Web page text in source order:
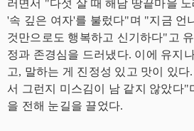
러면서 "다섯 살 때 해남 땅끝마을
'속 깊은 여자'를 불렀다"며 "지금 언
것만으로도 행복하고 신기하다"고
정과 존경심을 드러냈다. 이에 유지
고, 말하는 게 진정성 있고 맛이 있다
서 그런지 미스김이 남 같지 않았다"
을 전해 눈길을 끌었다.